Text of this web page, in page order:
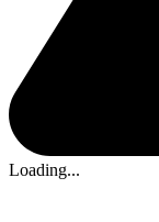
Loading...